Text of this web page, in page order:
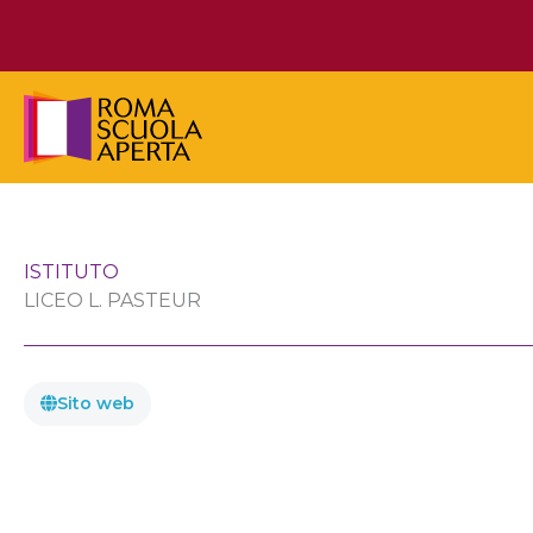
contenuto
ISTITUTO
LICEO L. PASTEUR
Sito web